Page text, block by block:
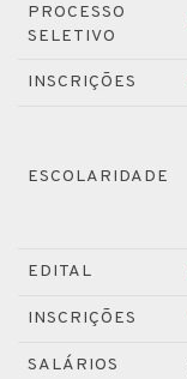
PROCESSO
SELETIVO
INSCRIÇÕES
ESCOLARIDADE
EDITAL
INSCRIÇÕES
SALÁRIOS